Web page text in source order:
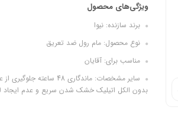
ویژگی‌های محصول
برند سازنده: نیوا
نوع محصول: مام رول ضد تعریق
مناسب برای: آقایان
سایر مشخصات:
بدون الکل اتیلیک خشک شدن سریع و عدم ایجاد